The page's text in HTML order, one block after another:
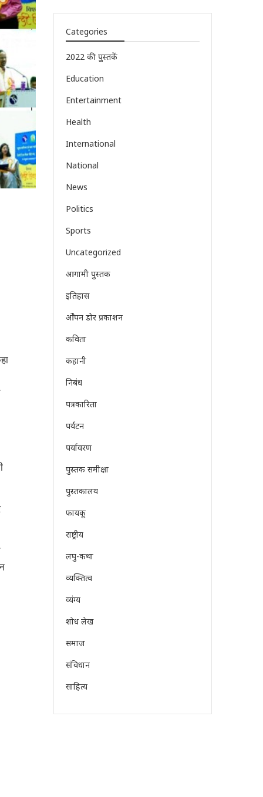
Categories
2022 की पुुस्तकें
Education
Entertainment
Health
International
National
News
Politics
Sports
Uncategorized
आगामी पुस्तक
इतिहास
ओेपन डोर प्रकाशन
कविता
कहानी
निबंध
पत्रकारिता
पर्यटन
पर्यावरण
पुस्तक समीक्षा
पुस्तकालय
फायकू
राष्ट्रीय
लघु-कथा
व्यक्तित्व
व्यंग्य
शोध लेख
समाज
संविधान
साहित्य